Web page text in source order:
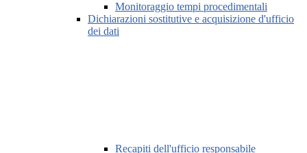
Monitoraggio tempi procedimentali
Dichiarazioni sostitutive e acquisizione d'ufficio
dei dati
Recapiti dell'ufficio responsabile